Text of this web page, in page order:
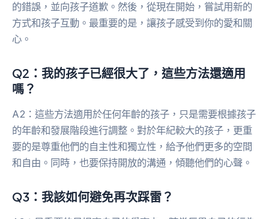
的錯誤，並向孩子道歉。然後，從現在開始，嘗試用新的
方式和孩子互動。最重要的是，讓孩子感受到你的愛和關
心。
Q2：我的孩子已經很大了，這些方法還適用
嗎？
A2：這些方法適用於任何年齡的孩子，只是需要根據孩子
的年齡和發展階段進行調整。對於年紀較大的孩子，更重
要的是尊重他們的自主性和獨立性，給予他們更多的空間
和自由。同時，也要保持開放的溝通，傾聽他們的心聲。
Q3：我該如何避免再次踩雷？